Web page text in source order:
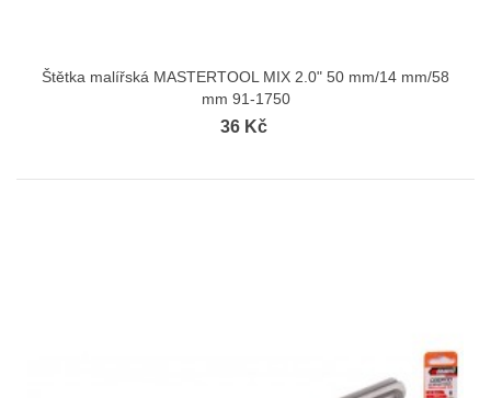
Štětka malířská MASTERTOOL MIX 2.0" 50 mm/14 mm/58
mm 91-1750
36 Kč